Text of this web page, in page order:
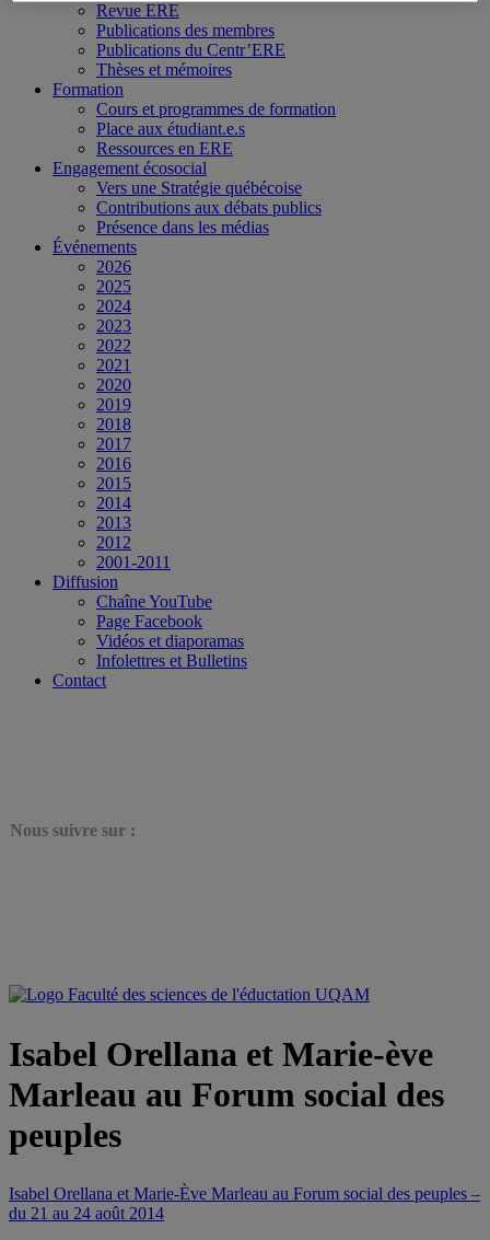
Revue ERE
Publications des membres
Publications du Centr’ERE
Thèses et mémoires
Formation
Cours et programmes de formation
Place aux étudiant.e.s
Ressources en ERE
Engagement écosocial
Vers une Stratégie québécoise
Contributions aux débats publics
Présence dans les médias
Événements
2026
2025
2024
2023
2022
2021
2020
2019
2018
2017
2016
2015
2014
2013
2012
2001-2011
Diffusion
Chaîne YouTube
Page Facebook
Vidéos et diaporamas
Infolettres et Bulletins
Contact
Nous suivre sur :
Isabel Orellana et Marie-ève
Marleau au Forum social des
peuples
Isabel Orellana et Marie-Ève Marleau au Forum social des peuples –
du 21 au 24 août 2014